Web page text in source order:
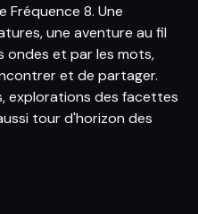
8. Une
une aventure au fil
ondes et par les mots,
et de partager.
explorations des facettes
tour d'horizon des